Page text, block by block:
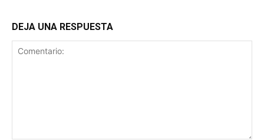
DEJA UNA RESPUESTA